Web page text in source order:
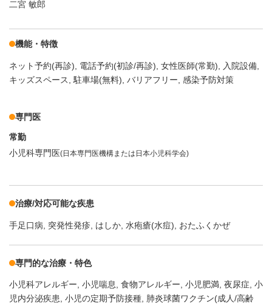
二宮 敏郎
機能・特徴
ネット予約(再診) 電話予約(初診/再診) 女性医師(常勤)
入院設備
キッズスペース
駐車場(無料) バリアフリー 感染予防対策
専門医
常勤
小児科専門医(日本専門医機構または日本小児科学会)
治療/対応可能な疾患
手足口病 突発性発疹 はしか 水疱瘡(水痘) おたふくかぜ
専門的な治療・特色
小児科アレルギー 小児喘息 食物アレルギー 小児肥満 夜尿症 小
児内分泌疾患 小児の定期予防接種 肺炎球菌ワクチン(成人/高齢